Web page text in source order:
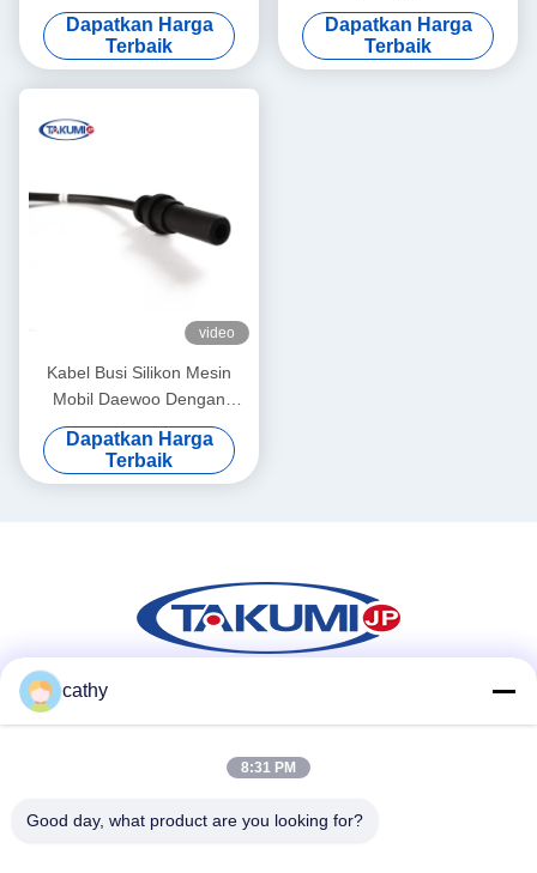
ZNG1537A Untuk bagian
mesin MTU 4000
Dapatkan Harga
Terbaik
Menahan Tekanan Tinggi
Dapatkan Harga
Terbaik
video
Kabel Busi Silikon Mesin
Mobil Daewoo Dengan
Pecahan Peluru
Berkekuatan Tinggi
Dapatkan Harga
Terbaik
Kontak Cepat
cathy
8:31 PM
Good day, what product are you looking for?